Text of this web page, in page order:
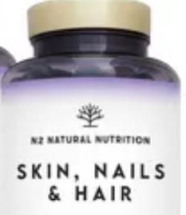
para Elegir
Consejos y Estrategias